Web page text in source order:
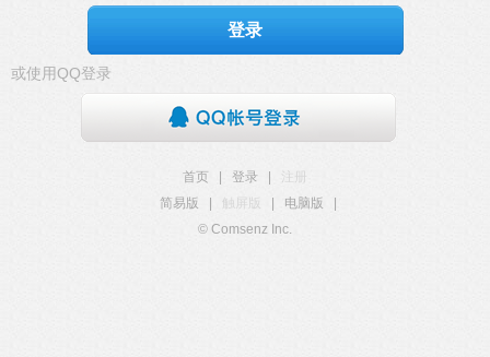
登录
或使用QQ登录
首页 登录
注册
简易版
触屏版 电脑版
© Comsenz Inc.